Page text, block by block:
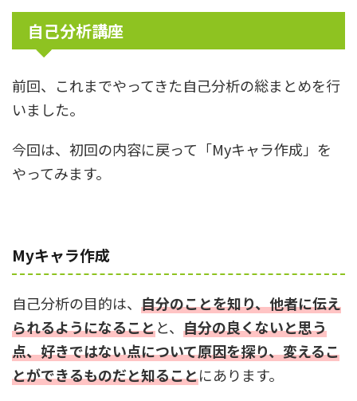
自己分析講座
前回、これまでやってきた自己分析の総まとめを行
いました。
今回は、初回の内容に戻って「Myキャラ作成」を
やってみます。
Myキャラ作成
自己分析の目的は、 自分のことを知り、他者に伝え
られるようになることと、 自分の良くないと思う
点、好きではない点について原因を探り、変えるこ
とができるものだと知ることにあります。